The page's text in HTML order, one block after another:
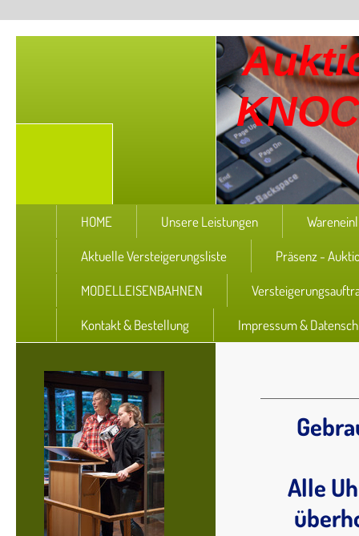
HOME Unsere Leistungen
Aktuelle Versteigerungsliste Präsenz -
MODELLEISENBAHNEN
Kontakt & Bestellung Impressum &
Alle